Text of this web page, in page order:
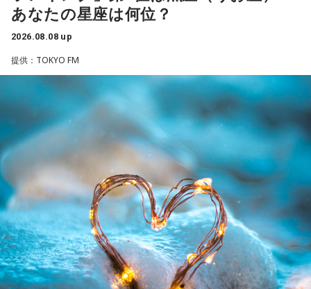
さに動く本能タイプ。ある意味では、いちばん人間らしいか
もしれません。勢いが吉と出ることも多いですが、一呼吸置
いて考える癖もつけてみて。
4．懐中電灯……本性は「冷静な神様!?」
懐中電灯は「今後の見通し」を暗示しています。あなたは極
限の場面でもパニックにならず、状況を一歩引いて見極める
冷静沈着なタイプ。感情に飲まれず、俯瞰して考えられるタ
イプです。ただ、いつも冷静すぎると近寄りがたく見られる
こともあるので、時には素直になってみましょう。
天使も悪魔も、どちらもあなたの一部。自分の中の両方を知
っておくことが、いざという時の本当の強さになるのかもし
れません。
■監修者プロフィール：蝶ちょ（ちょうちょ）
池袋占い館セレーネ所属。電話占いメルにも出演。第六感で
選手としても指揮官としてもヤクルトが誇る球界のレジェン
ドといえる髙津が8月15日（土）に神宮球場で行われる「ヤ
クルト×DeNA」に『ニッポン放送ショウアップナイター』の
スペシャルゲスト解説として登場する。現役時代は『ニッポ
ン放送ショウアップナイター』の事前情報番組でレギュラー
出演コーナーを持つなど、ニッポン放送リスナーにはお馴染
みの髙津だが、『ニッポン放送ショウアップナイター』で解
説を務めるのは2013年以来、13年ぶりとなる。
ペナントレースも終盤に差し掛かり、古巣・ヤクルトにとっ
て勝負の夏となる神宮球場の一戦での髙津氏ならではの視点
に注目が集まる。
『ニッポン放送ショウアップナイター』では、今後も60周年
あなたの星座は何位？
2026.08.08 up
提供：TOKYO FM